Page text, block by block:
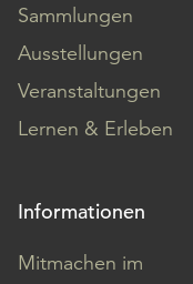
Sammlungen
Ausstellungen
Veranstaltungen
Lernen & Erleben
Informationen
Mitmachen im